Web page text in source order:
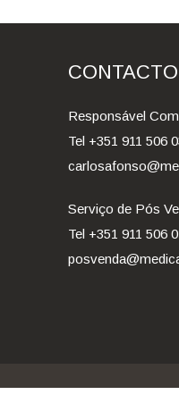
Responsável
Tel +351 911 506
Serviço de Pós
Tel +351 911 506